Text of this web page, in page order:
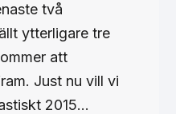
två
ytterligare tre
att
Just nu vill vi
2015…